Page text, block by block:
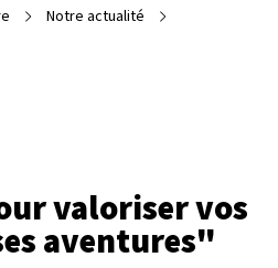
Notre actualité
valoriser vos
aventures"